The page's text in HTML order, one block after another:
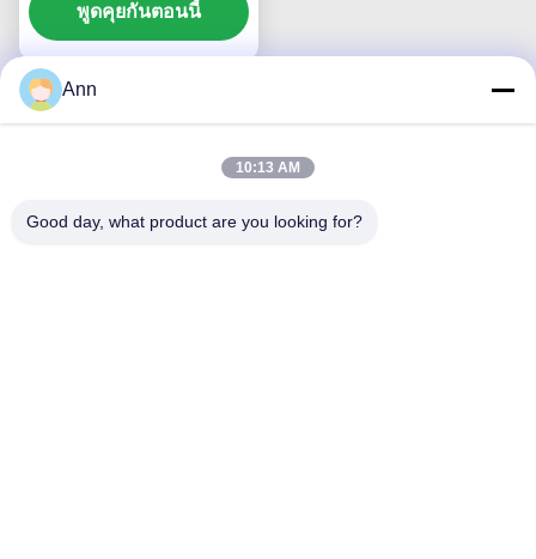
ไฟฟ้า 270 กิโลกรัมถึง
1600 กิโลกรัม
พูดคุยกันตอนนี้
Zhongshan Luma Caster
Ann
10:13 AM
Good day, what product are you looking for?